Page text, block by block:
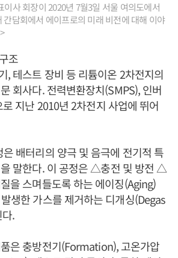
이사 회장이 2020년 7월3일 서울 여의도에서
간담회에서 에이프로의 미래 비전에 대해 이야
조
, 테스트 장비 등 리튬이온 2차전지의
회사다. 전력변환장치(SMPS), 인버
지난 2010년 2차전지 사업에 뛰어
배터리의 양극 및 음극에 전기적 특
말한다. 이 공정은 △충전 및 방전 △
을 스며들도록 하는 에이징(Aging)
생한 가스를 제거하는 디개싱(Degas
.
은 충방전기(Formation), 고온가압